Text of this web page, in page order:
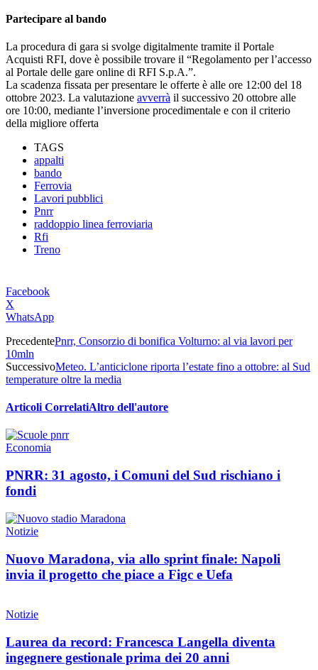
Partecipare al bando
La procedura di gara si svolge digitalmente tramite il Portale
Acquisti RFI, dove è possibile trovare il “Regolamento per l’accesso
al Portale delle gare online di RFI S.p.A.”.
La scadenza fissata per presentare le offerte è alle ore 12:00 del 18
ottobre 2023. La valutazione avverrà il successivo 20 ottobre alle
ore 10:00, mediante l’inversione procedimentale e con il criterio
della migliore offerta
TAGS
appalti
bando
Ferrovia
Lavori pubblici
Pnrr
raddoppio linea ferroviaria
Rfi
Treno
Facebook
X
WhatsApp
PrecedentePnrr, Consorzio di bonifica Volturno: al via lavori per
10mln
SuccessivoMeteo. L’anticiclone riporta l’estate fino a ottobre: al Sud
temperature oltre la media
Articoli CorrelatiAltro dell'autore
Economia
PNRR: 31 agosto, i Comuni del Sud rischiano i
fondi
Notizie
Nuovo Maradona, via allo sprint finale: Napoli
invia il progetto che piace a Figc e Uefa
Notizie
Laurea da record: Francesca Langella diventa
ingegnere gestionale prima dei 20 anni